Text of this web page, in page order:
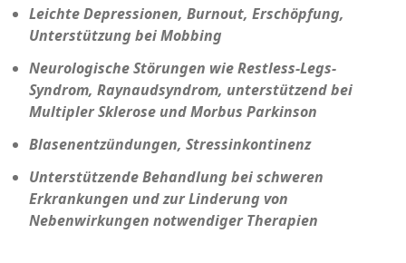
Leichte Depressionen, Burnout, Erschöpfung,
Unterstützung bei Mobbing
Neurologische Störungen wie Restless-Legs-
Syndrom, Raynaudsyndrom, unterstützend bei
Multipler Sklerose und Morbus Parkinson
Blasenentzündungen, Stressinkontinenz
Unterstützende Behandlung bei schweren
Erkrankungen und zur Linderung von
Nebenwirkungen notwendiger Therapien